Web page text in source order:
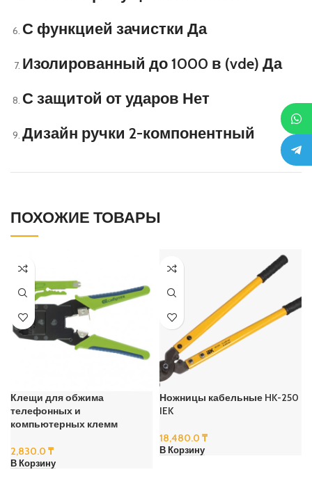
С функцией зачистки Да
Изолированный до 1000 в (vde) Да
С защитой от ударов Нет
Дизайн ручки 2-компонентный
ПОХОЖИЕ ТОВАРЫ
Клещи для обжима
телефонных и
компьютерных клемм
2,830.0 ₸
В Корзину
Ножницы кабельные HK-250
IEK
18,480.0 ₸
В Корзину